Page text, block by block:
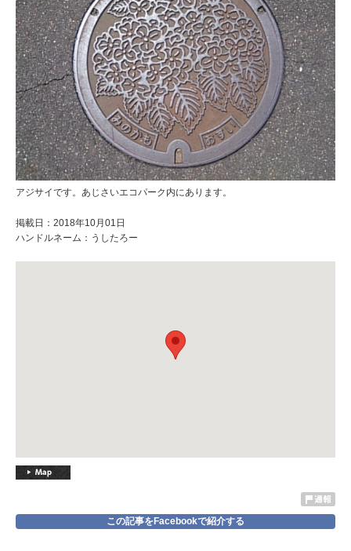
アジサイです。あじさいエコパーク内にあります。
掲載日：2018年10月01日
ハンドルネーム：うしたろー
この記事をFacebookで紹介する